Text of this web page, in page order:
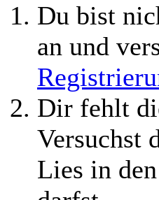
Du bist
an und
Dir fehlt
Versuchst
Lies in